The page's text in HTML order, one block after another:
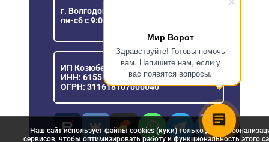
Мир Ворот
Здравствуйте! Готовы помочь
вам. Напишите нам, если у
вас появятся вопросы.
г. Волгодонск, ул.Степная, 98
пн-сб с 9:00 до 18:00
ИП Козюберда Денис Александрович
ИНН: 615516030057
ОГРН: 311618107000040
Наш сайт использует файлы cookies (куки) только для
сервисов, чтобы оптимизировать работу и функциональность этого